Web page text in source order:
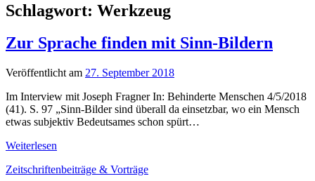
Schlagwort: Werkzeug
Zur Sprache finden mit Sinn-Bildern
Veröffentlicht am 27. September 2018
Im Interview mit Joseph Fragner In: Behinderte Menschen 4/5/2018
(41). S. 97 „Sinn-Bilder sind überall da einsetzbar, wo ein Mensch
etwas subjektiv Bedeutsames schon spürt…
Weiterlesen
finden
Zeitschriftenbeiträge & Vorträge